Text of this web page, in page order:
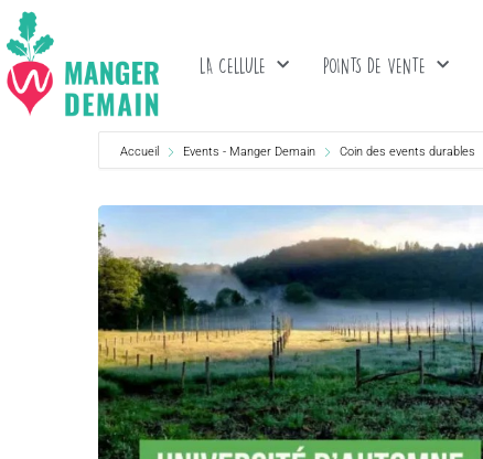
LA CELLULE POINTS DE VENTE
Accueil Events - Manger Demain Coin des events durables